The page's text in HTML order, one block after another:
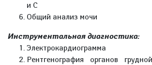
и С
Общий анализ мочи
Инструментальная диагностика:
Электрокардиограмма
Рентгенография органов